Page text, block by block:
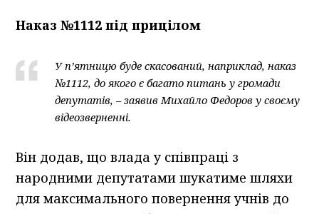
Наказ №1112 під прицілом
У п’ятницю буде скасований, наприклад, наказ
№1112, до якого є багато питань у громади
депутатів, – заявив Михайло Федоров у своєму
відеозверненні.
Він додав, що влада у співпраці з
народними депутатами шукатиме шляхи
для максимального повернення учнів до